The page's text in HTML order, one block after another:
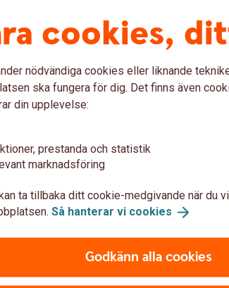
eller Swish Handel – är ett hett tips att
ni flera möjligheter som förenklar ert
minska risken för bedrägerier.
ta betalt med QR-kod, samt tagga och
cookies,
nödvändiga cookies eller liknande
ska fungera för dig. Det finns även
din upplevelse:
prestanda och statistik
marknadsföring
ta tillbaka ditt cookie-medgivande när du
Så hanterar vi cookies
Godkänn alla cookies